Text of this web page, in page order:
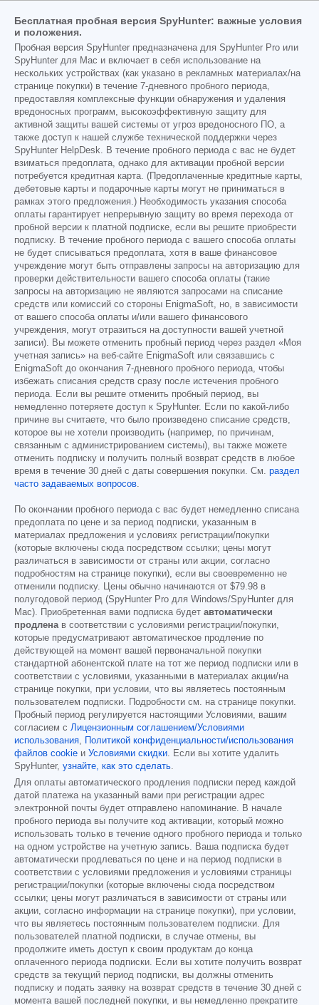
Бесплатная пробная версия SpyHunter: важные условия
и положения.
Пробная версия SpyHunter предназначена для SpyHunter Pro или
SpyHunter для Mac и включает в себя использование на
нескольких устройствах (как указано в рекламных материалах/на
странице покупки) в течение 7-дневного пробного периода,
предоставляя комплексные функции обнаружения и удаления
вредоносных программ, высокоэффективную защиту для
активной защиты вашей системы от угроз вредоносного ПО, а
также доступ к нашей службе технической поддержки через
SpyHunter HelpDesk. В течение пробного периода с вас не будет
взиматься предоплата, однако для активации пробной версии
потребуется кредитная карта. (Предоплаченные кредитные карты,
дебетовые карты и подарочные карты могут не приниматься в
рамках этого предложения.) Необходимость указания способа
оплаты гарантирует непрерывную защиту во время перехода от
пробной версии к платной подписке, если вы решите приобрести
подписку. В течение пробного периода с вашего способа оплаты
не будет списываться предоплата, хотя в ваше финансовое
учреждение могут быть отправлены запросы на авторизацию для
проверки действительности вашего способа оплаты (такие
запросы на авторизацию не являются запросами на списание
средств или комиссий со стороны EnigmaSoft, но, в зависимости
от вашего способа оплаты и/или вашего финансового
учреждения, могут отразиться на доступности вашей учетной
записи). Вы можете отменить пробный период через раздел «Моя
учетная запись» на веб-сайте EnigmaSoft или связавшись с
EnigmaSoft до окончания 7-дневного пробного периода, чтобы
избежать списания средств сразу после истечения пробного
периода. Если вы решите отменить пробный период, вы
немедленно потеряете доступ к SpyHunter. Если по какой-либо
причине вы считаете, что было произведено списание средств,
которое вы не хотели производить (например, по причинам,
связанным с администрированием системы), вы также можете
отменить подписку и получить полный возврат средств в любое
время в течение 30 дней с даты совершения покупки. См. раздел
часто задаваемых вопросов.
По окончании пробного периода с вас будет немедленно списана
предоплата по цене и за период подписки, указанным в
материалах предложения и условиях регистрации/покупки
(которые включены сюда посредством ссылки; цены могут
различаться в зависимости от страны или акции, согласно
подробностям на странице покупки), если вы своевременно не
отменили подписку. Цены обычно начинаются от $79.98 в
полугодовой период (SpyHunter Pro для Windows/SpyHunter для
Mac). Приобретенная вами подписка будет автоматически
продленав соответствии с условиями регистрации/покупки,
которые предусматривают автоматическое продление по
действующей на момент вашей первоначальной покупки
стандартной абонентской плате на тот же период подписки или в
соответствии с условиями, указанными в материалах акции/на
странице покупки, при условии, что вы являетесь постоянным
пользователем подписки. Подробности см. на странице покупки.
Пробный период регулируется настоящими Условиями, вашим
согласием с Лицензионным соглашением/Условиями
использования,
Политикой конфиденциальности/использования
файлов cookie и Условиями скидки. Если вы хотите удалить
SpyHunter, узнайте, как это сделать.
Для оплаты автоматического продления подписки перед каждой
датой платежа на указанный вами при регистрации адрес
электронной почты будет отправлено напоминание. В начале
пробного периода вы получите код активации, который можно
использовать только в течение одного пробного периода и только
на одном устройстве на учетную запись. Ваша подписка будет
автоматически продлеваться по цене и на период подписки в
соответствии с условиями предложения и условиями страницы
регистрации/покупки (которые включены сюда посредством
ссылки; цены могут различаться в зависимости от страны или
акции, согласно информации на странице покупки), при условии,
что вы являетесь постоянным пользователем подписки. Для
пользователей платной подписки, в случае отмены, вы
продолжите иметь доступ к своим продуктам до конца
оплаченного периода подписки. Если вы хотите получить возврат
средств за текущий период подписки, вы должны отменить
подписку и подать заявку на возврат средств в течение 30 дней с
момента вашей последней покупки, и вы немедленно прекратите